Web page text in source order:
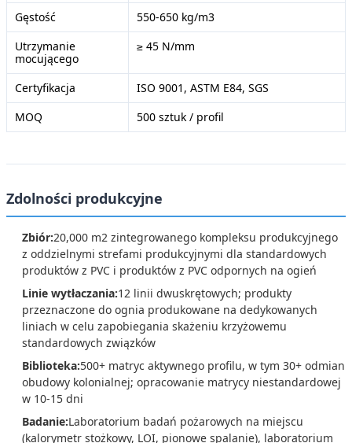
Gęstość
550-650 kg/m3
Utrzymanie
mocującego
≥ 45 N/mm
Certyfikacja
ISO 9001, ASTM E84, SGS
MOQ
500 sztuk / profil
Zdolności produkcyjne
Zbiór:20,000 m2 zintegrowanego kompleksu produkcyjnego
z oddzielnymi strefami produkcyjnymi dla standardowych
produktów z PVC i produktów z PVC odpornych na ogień
Linie wytłaczania:12 linii dwuskrętowych; produkty
przeznaczone do ognia produkowane na dedykowanych
liniach w celu zapobiegania skażeniu krzyżowemu
standardowych związków
Biblioteka:500+ matryc aktywnego profilu, w tym 30+ odmian
obudowy kolonialnej; opracowanie matrycy niestandardowej
w 10-15 dni
Badanie:Laboratorium badań pożarowych na miejscu
(kalorymetr stożkowy, LOI, pionowe spalanie), laboratorium